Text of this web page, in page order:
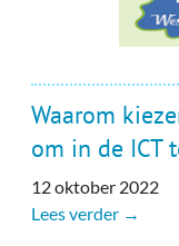
Waarom
om in de ICT
12 oktober 2022
Lees verder →